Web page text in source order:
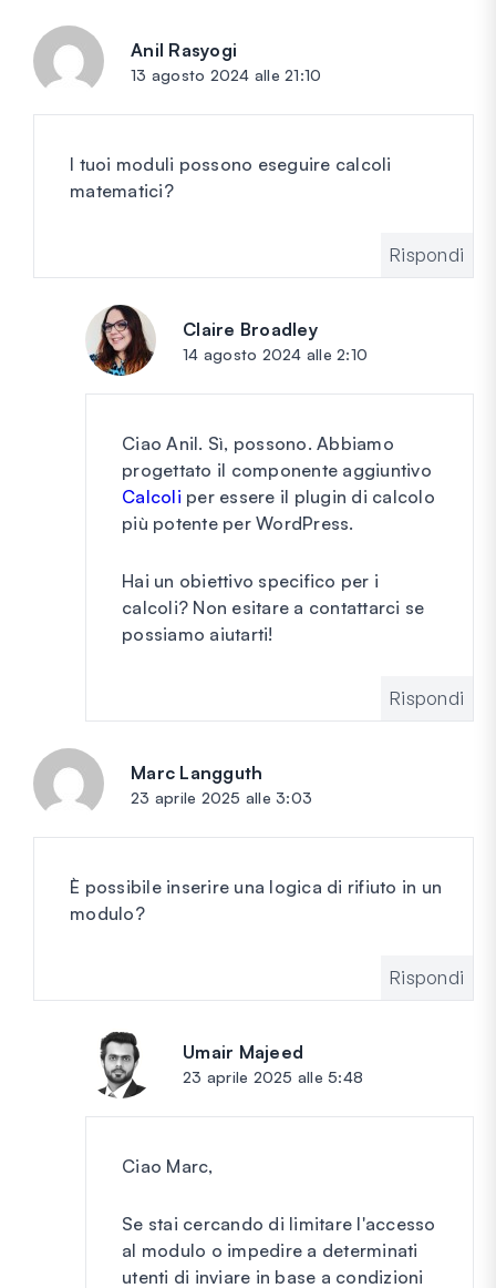
Anil Rasyogi
13 agosto 2024 alle 21:10
I tuoi moduli possono eseguire calcoli
matematici?
Rispondi
Claire Broadleydice:
14 agosto 2024 alle 2:10
Ciao Anil. Sì, possono. Abbiamo
progettato il componente aggiuntivo
Calcoli per essere il plugin di calcolo
più potente per WordPress.
Hai un obiettivo specifico per i
calcoli? Non esitare a contattarci se
possiamo aiutarti!
Rispondi
Marc Langguth
23 aprile 2025 alle 3:03
È possibile inserire una logica di rifiuto in un
modulo?
Rispondi
Umair Majeed
23 aprile 2025 alle 5:48
Ciao Marc,
Se stai cercando di limitare l'accesso
al modulo o impedire a determinati
utenti di inviare in base a condizioni